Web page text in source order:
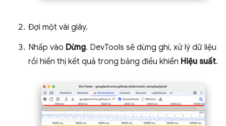
Đợi một vài giây.
Nhấp vào Dừng. DevTools sẽ dừng ghi, xử lý dữ liệu
rồi hiển thị kết quả trong bảng điều khiển Hiệu suất.